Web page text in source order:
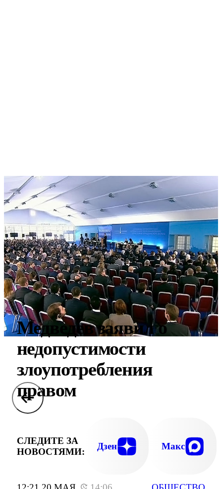
Медведев заявил о
недопустимости
злоупотребления
правом
СЛЕДИТЕ ЗА
НОВОСТЯМИ:
Дзен Макс